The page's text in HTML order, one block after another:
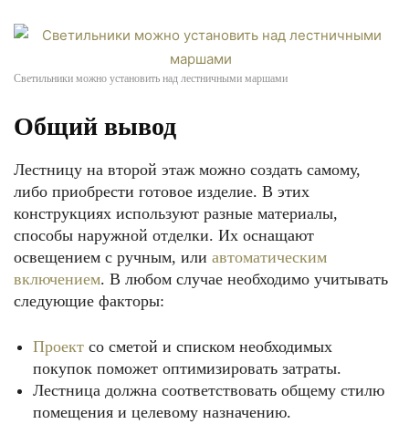
Светильники можно установить над лестничными маршами
Общий вывод
Лестницу на второй этаж можно создать самому,
либо приобрести готовое изделие. В этих
конструкциях используют разные материалы,
способы наружной отделки. Их оснащают
освещением с ручным, или автоматическим
включением. В любом случае необходимо учитывать
следующие факторы:
Проект со сметой и списком необходимых
покупок поможет оптимизировать затраты.
Лестница должна соответствовать общему стилю
помещения и целевому назначению.